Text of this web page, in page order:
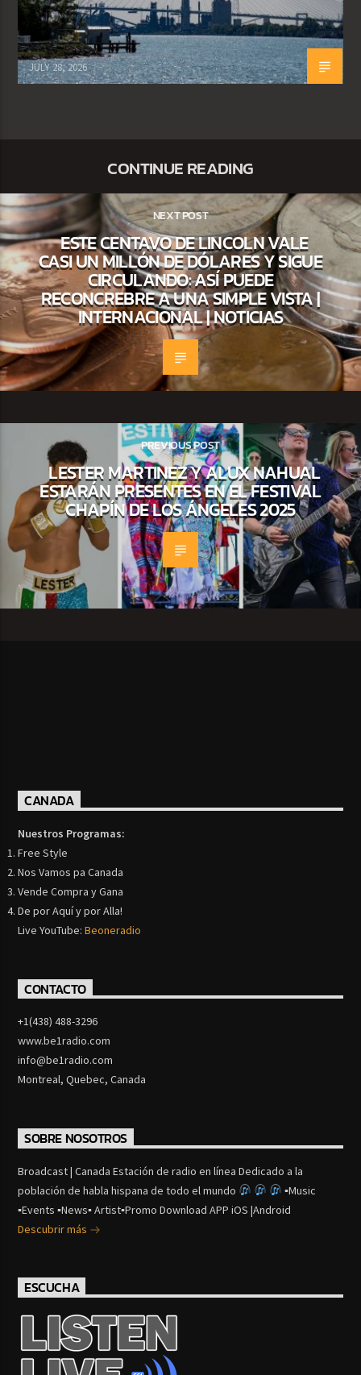
JULY 28, 2026
CONTINUE READING
NEXT POST
ESTE CENTAVO DE LINCOLN VALE
CASI UN MILLÓN DE DÓLARES Y SIGUE
CIRCULANDO: ASÍ PUEDE
RECONCREBRE A UNA SIMPLE VISTA |
INTERNACIONAL | NOTICIAS
PREVIOUS POST
LESTER MARTINEZ Y ALUX NAHUAL
ESTARÁN PRESENTES EN EL FESTIVAL
CHAPÍN DE LOS ÁNGELES 2025
CANADA
Nuestros Programas:
Free Style
Nos Vamos pa Canada
Vende Compra y Gana
De por Aquí y por Alla!
Live YouTube:Beoneradio
CONTACTO
+1(438) 488-3296
www.be1radio.com
info@be1radio.com
Montreal, Quebec, Canada
SOBRE NOSOTROS
Broadcast | Canada Estación de radio en línea Dedicado a la
población de habla hispana de todo el mundo
▪Music
▪Events ▪News▪ Artist▪Promo Download APP iOS |Android
Descubrir más
ESCUCHA